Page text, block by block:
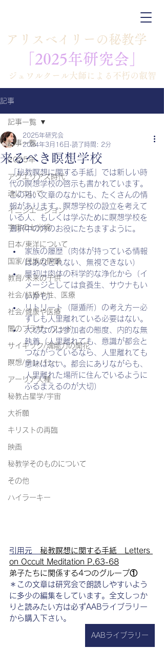
​アリスベイリーの秘教学
​ジュワルクール大師による不朽の叡智
「​​2025年研究会」
記事
記事一覧
2025年
アクエリアス時代
魂について
イニシエーション
宇宙の七光線
日本/東洋について
国家/民族の問題
教育/未来の子供
社会/結婚や性、医療
社会/健康や医療
闇のブラザーフッド
サイキック/魂能力の開花
瞑想/テレパシー
アーリア人種
秘教占星学/宇宙
大祈願
キリストの再臨
映画
秘教学そのものについて
その他
ハイラーキー
記事一覧
来るべき瞑想学校
2025年研究会
2024年3月16日 読了時間: 2分
「秘教瞑想に関する手紙」では新しい時
代の瞑想学校の啓示も書かれています。
この短い文章のなかにも、たくさんの情
報があります。瞑想学校の設立を考えて
いる人、もしくは学ぶために瞑想学校を
選択中の方のお役にたちますように。
家族の履歴（肉体が持っている情報
はあなどれない、無視できない）
最初は肉体の科学的な浄化から（イ
メージとしては食養生、サウナもい
いかも）
リトリート（隠遁所）の考え方ー必
ずしも人里離れている必要はない。
大切なのは参加者の態度、内的な無
執着（人里離れても、意識が都会と
つながっているなら、人里離れても
意味はない。都会にありながらも、
人里離れた場所に住んでいるように
ふるまえるのが大切）
引用元 秘教瞑想に関する手紙　Letters
on Occult Meditation P.63-68
弟子たちに関係する4つのグループ①
＊この文章は研究会で朗読しやすいよう
に多少の編集をしています。全文しっか
りと読みたい方は必ずAABライブラリー
から購入下さい。
AABライブラリー